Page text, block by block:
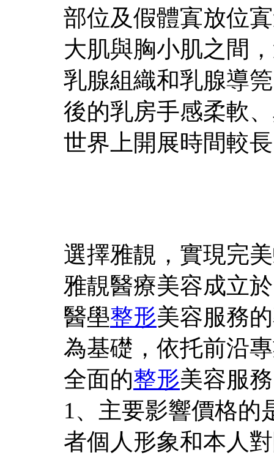
部位及假體寘放位
大肌與胸小肌之間
乳腺組織和乳腺導
後的乳房手感柔軟
世界上開展時間較
選擇雅靚，實現完
雅靚醫療美容成立
醫壆整形美容服務
為基礎，依托前沿
全面的整形美容服
1、主要影響價格的
者個人形象和本人